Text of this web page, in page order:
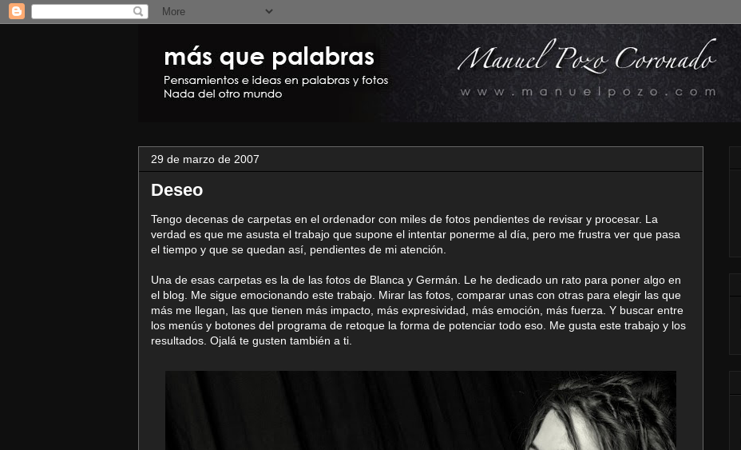
29 de marzo de 2007
Deseo
Tengo decenas de carpetas en el ordenador con miles de fotos pendientes de revisar y procesar. La
verdad es que me asusta el trabajo que supone el intentar ponerme al día, pero me frustra ver que pasa
el tiempo y que se quedan así, pendientes de mi atención.
Una de esas carpetas es la de las fotos de Blanca y Germán. Le he dedicado un rato para poner algo en
el blog. Me sigue emocionando este trabajo. Mirar las fotos, comparar unas con otras para elegir las que
más me llegan, las que tienen más impacto, más expresividad, más emoción, más fuerza. Y buscar entre
los menús y botones del programa de retoque la forma de potenciar todo eso. Me gusta este trabajo y los
resultados. Ojalá te gusten también a ti.